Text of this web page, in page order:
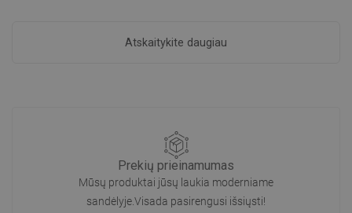
Atskaitykite daugiau
Prekių prieinamumas
Mūsų produktai jūsų laukia moderniame
sandėlyje.Visada pasirengusi išsiųsti!